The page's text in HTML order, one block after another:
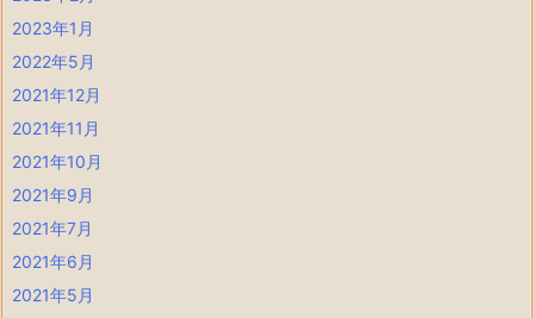
2023年1月
2022年5月
2021年12月
2021年11月
2021年10月
2021年9月
2021年7月
2021年6月
2021年5月